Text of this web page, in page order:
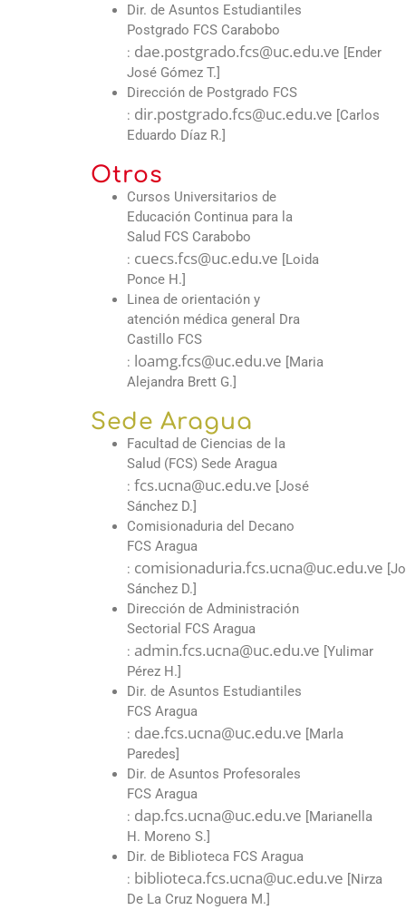
Dir. de Asuntos Estudiantiles
Postgrado FCS Carabobo
: dae.postgrado.fcs@uc.edu.ve [Ender
José Gómez T.]
Dirección de Postgrado FCS
: dir.postgrado.fcs@uc.edu.ve [Carlos
Eduardo Díaz R.]
Otros
Cursos Universitarios de
Educación Continua para la
Salud FCS Carabobo
: cuecs.fcs@uc.edu.ve [Loida
Ponce H.]
Linea de orientación y
atención médica general Dra
Castillo FCS
: loamg.fcs@uc.edu.ve [Maria
Alejandra Brett G.]
Sede Aragua
Facultad de Ciencias de la
Salud (FCS) Sede Aragua
: fcs.ucna@uc.edu.ve [José
Sánchez D.]
Comisionaduria del Decano
FCS Aragua
: comisionaduria.fcs.ucna@uc.edu.ve
Sánchez D.]
Dirección de Administración
Sectorial FCS Aragua
: admin.fcs.ucna@uc.edu.ve [Yulimar
Pérez H.]
Dir. de Asuntos Estudiantiles
FCS Aragua
: dae.fcs.ucna@uc.edu.ve [Marla
Paredes]
Dir. de Asuntos Profesorales
FCS Aragua
: dap.fcs.ucna@uc.edu.ve [Marianella
H. Moreno S.]
Dir. de Biblioteca FCS Aragua
: biblioteca.fcs.ucna@uc.edu.ve [Nirza
De La Cruz Noguera M.]